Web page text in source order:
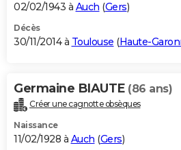
02/02/1943 à Auch (Gers)
Décès
30/11/2014 à Toulouse (Haute-
Germaine BIAUTE (86 ans)
Créer une cagnotte obsèques
Naissance
11/02/1928 à Auch (Gers)